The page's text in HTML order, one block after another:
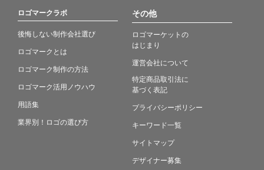
ロゴマークラボ
後悔しない制作会社選び
ロゴマークとは
ロゴマーク制作の方法
ロゴマーク活用ノウハウ
用語集
業界別！ロゴの選び方
その他
ロゴマーケットの
はじまり
運営会社について
特定商品取引法に
基づく表記
プライバシーポリシー
キーワード一覧
サイトマップ
デザイナー募集